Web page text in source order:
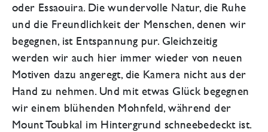
oder Essaouira. Die wundervolle Natur, die Ruhe
und die Freundlichkeit der Menschen, denen wir
begegnen, ist Entspannung pur. Gleichzeitig
werden wir auch hier immer wieder von neuen
Motiven dazu angeregt, die Kamera nicht aus der
Hand zu nehmen. Und mit etwas Glück begegnen
wir einem blühenden Mohnfeld, während der
Mount Toubkal im Hintergrund schneebedeckt ist.